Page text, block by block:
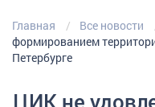
Главная Все новости
формированием
Петербурге
ЦИК не